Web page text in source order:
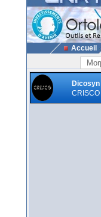
Accueil
Dicosyn
CRISCO